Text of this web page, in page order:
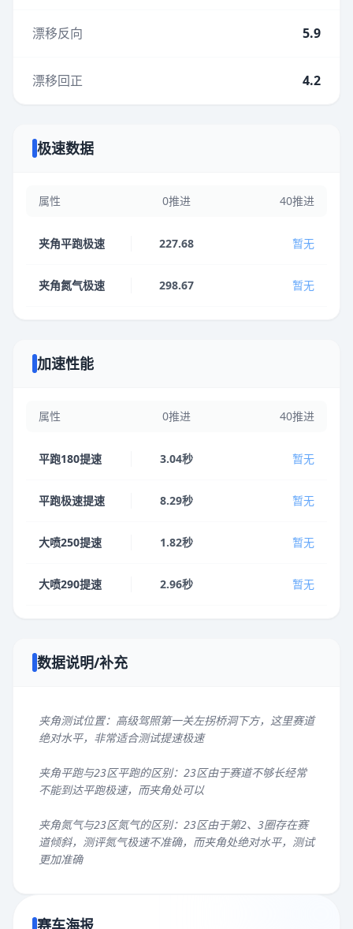
漂移反向 5.9
漂移回正 4.2
极速数据
属性 0推进 40推进
夹角平跑极速 227.68 暂无
夹角氮气极速 298.67 暂无
加速性能
属性 0推进 40推进
平跑180提速 3.04秒 暂无
平跑极速提速 8.29秒 暂无
大喷250提速 1.82秒 暂无
大喷290提速 2.96秒 暂无
数据说明/补充
夹角测试位置：高级驾照第一关左拐桥洞下方，这里赛道
绝对水平，非常适合测试提速极速
夹角平跑与23区平跑的区别：23区由于赛道不够长经常
不能到达平跑极速，而夹角处可以
夹角氮气与23区氮气的区别：23区由于第2、3圈存在赛
道倾斜，测评氮气极速不准确，而夹角处绝对水平，测试
更加准确
赛车海报